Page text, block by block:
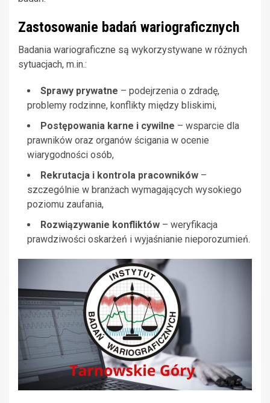
Zastosowanie badań wariograficznych
Badania wariograficzne są wykorzystywane w różnych
sytuacjach, m.in.:
Sprawy prywatne – podejrzenia o zdradę,
problemy rodzinne, konflikty między bliskimi,
Postępowania karne i cywilne – wsparcie dla
prawników oraz organów ścigania w ocenie
wiarygodności osób,
Rekrutacja i kontrola pracowników –
szczególnie w branżach wymagających wysokiego
poziomu zaufania,
Rozwiązywanie konfliktów – weryfikacja
prawdziwości oskarżeń i wyjaśnianie nieporozumień.